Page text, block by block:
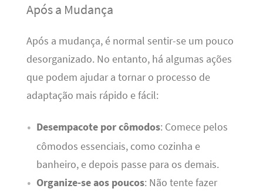
Após a Mudança
Após a mudança, é normal sentir-se um pouco
desorganizado. No entanto, há algumas ações
que podem ajudar a tornar o processo de
adaptação mais rápido e fácil:
Desempacote por cômodos: Comece pelos
cômodos essenciais, como cozinha e
banheiro, e depois passe para os demais.
Organize-se aos poucos: Não tente fazer